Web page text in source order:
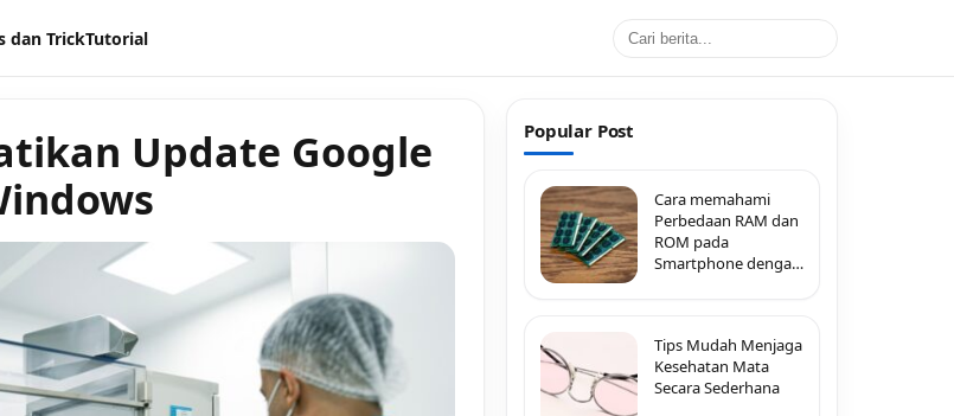
dan TrickTutorial
Update Google
Popular Post
Cara memahami
Perbedaan RAM dan
ROM pada
Smartphone dengan
Tips Mudah Menjaga
Kesehatan Mata
Secara Sederhana